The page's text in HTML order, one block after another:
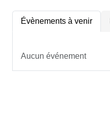
Évènements à venir
Aucun événement